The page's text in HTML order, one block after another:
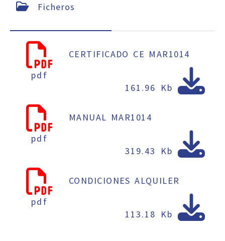
Ficheros
pdf
CERTIFICADO CE MAR1014
161.96 Kb
pdf
MANUAL MAR1014
319.43 Kb
pdf
CONDICIONES ALQUILER
113.18 Kb